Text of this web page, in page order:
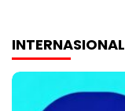
INTERNASIONAL